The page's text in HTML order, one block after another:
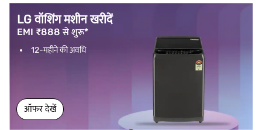
LG वॉशिंग मशीन खरीदें
EMI ₹888 से शुरू*
12-महीने की अवधि
ऑफर देखें